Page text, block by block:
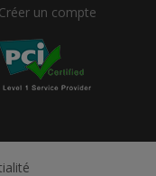
Créer un compte